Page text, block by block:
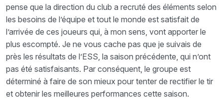
pense que la direction du club a recruté des éléments selon
les besoins de l’équipe et tout le monde est satisfait de
l’arrivée de ces joueurs qui, à mon sens, vont apporter le
plus escompté. Je ne vous cache pas que je suivais de
près les résultats de l’ESS, la saison précédente, qui n’ont
pas été satisfaisants. Par conséquent, le groupe est
déterminé à faire de son mieux pour tenter de rectifier le tir
et obtenir les meilleures performances cette saison.